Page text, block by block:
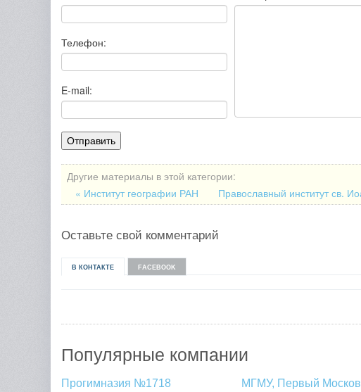
Телефон:
E-mail:
Другие материалы в этой категории:
« Институт географии РАН
Православный институт св.
Оставьте свой комментарий
В КОНТАКТЕ FACEBOOK
Популярные компании
Прогимназия №1718
МГМУ, Первый